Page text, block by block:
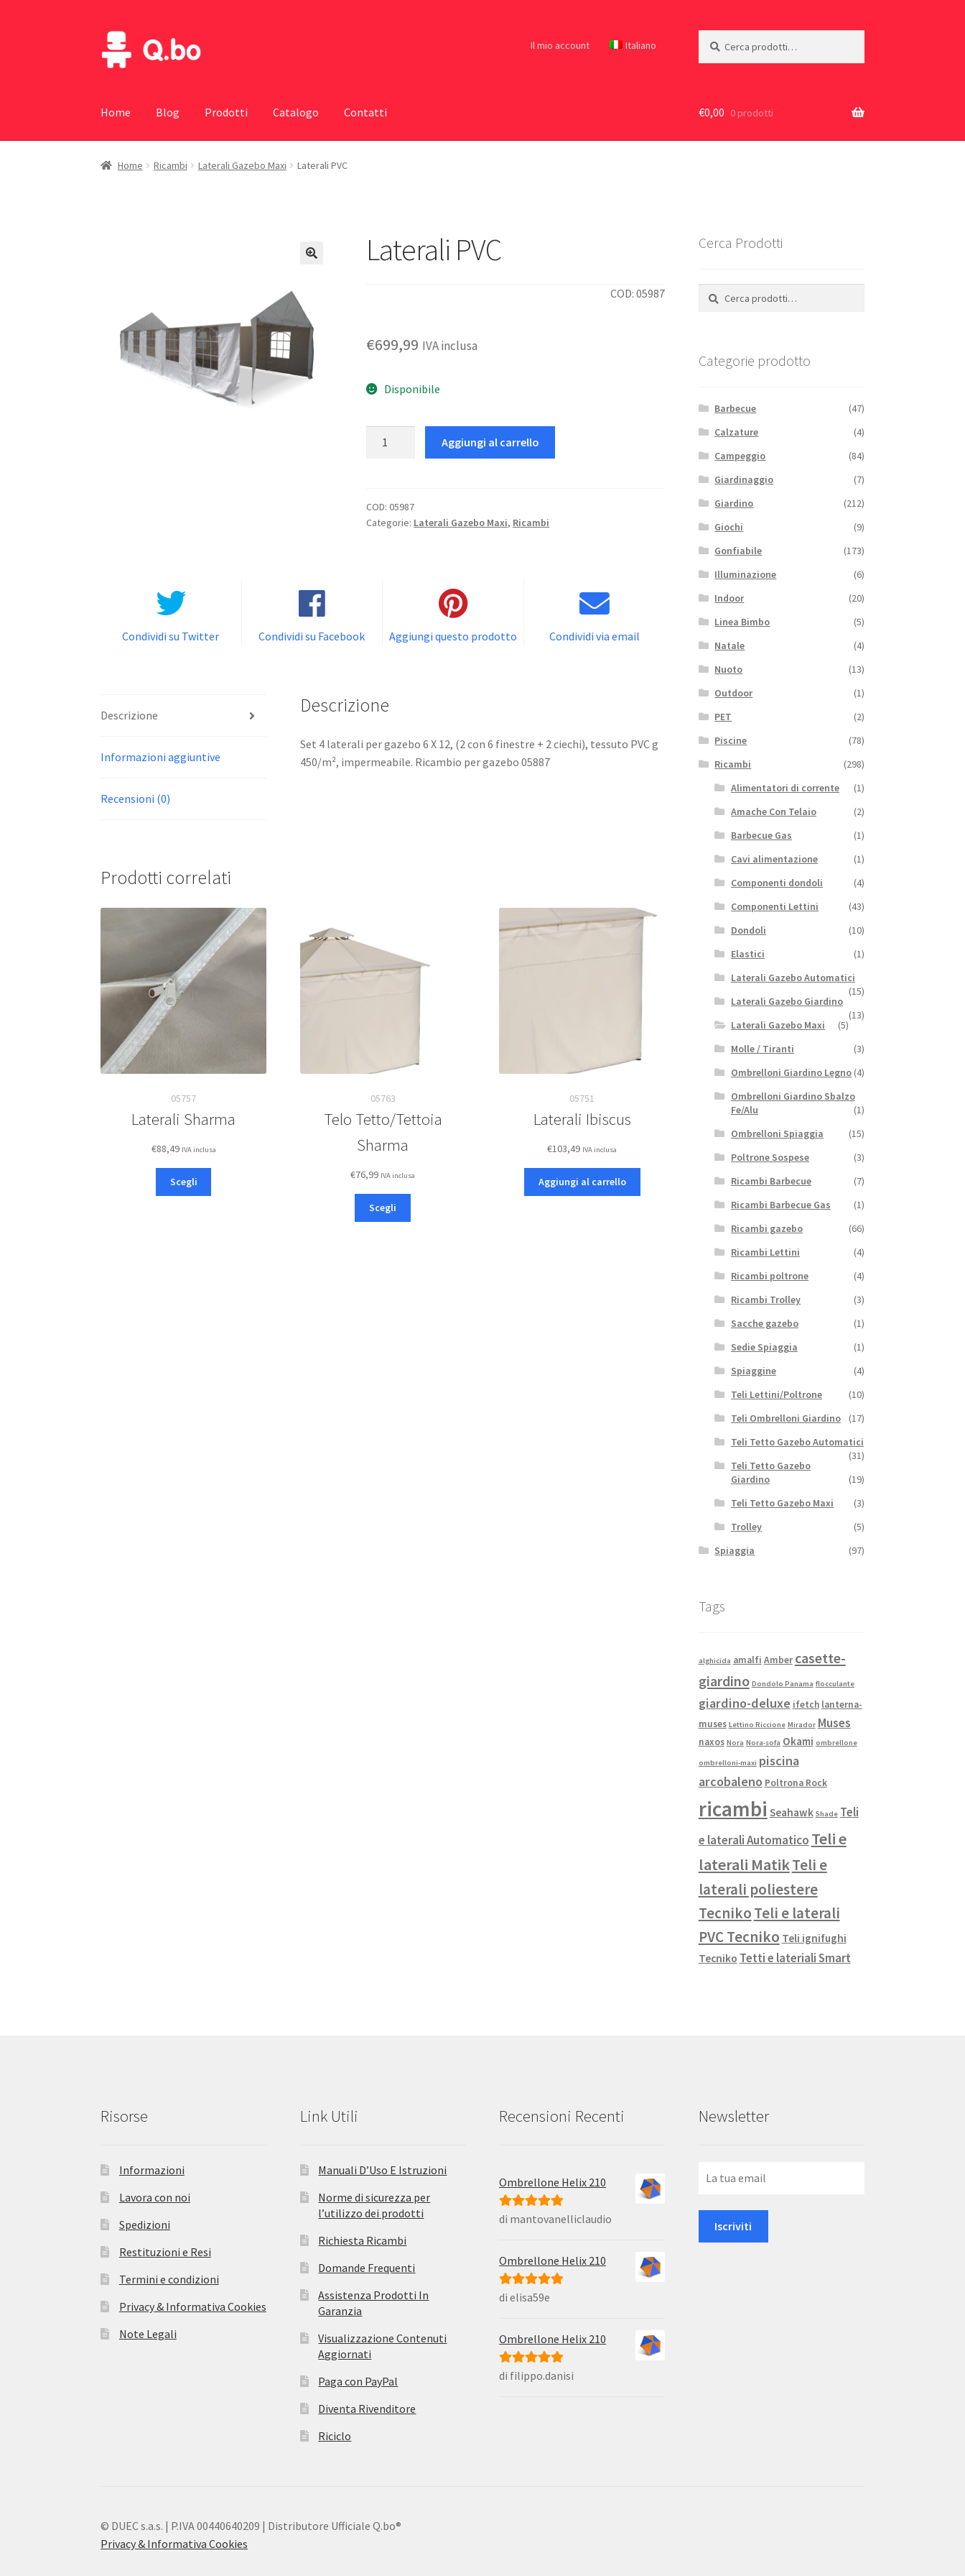
Vai
alla
Vai
al
Il mio account Italiano
Home Blog Prodotti Catalogo Contatti €0,00 0 prodotti
Home Ricambi Laterali Gazebo Maxi Laterali PVC
Laterali PVC
COD: 05987
€699,99 IVA inclusa
Disponibile
Aggiungi al carrello
COD:05987
Categorie: Laterali Gazebo Maxi, Ricambi
Condividi su Twitter Condividi su Facebook Aggiungi questo prodotto Condividi via email
Descrizione
Informazioni aggiuntive
Recensioni (0)
Descrizione
Set 4 laterali per gazebo 6 X 12, (2 con 6 finestre + 2 ciechi), tessuto PVC g
450/m², impermeabile. Ricambio per gazebo 05887
Prodotti correlati
05757
Laterali Sharma
€88,49 IVA inclusa
Scegli
05763
Telo Tetto/Tettoia
Sharma
€76,99 IVA inclusa
Scegli
05751
Laterali Ibiscus
€103,49 IVA inclusa
Aggiungi al carrello
Cerca Prodotti
Cerca:
Cerca
Categorie prodotto
Barbecue
(47)
Calzature
(4)
Campeggio
(84)
Giardinaggio
(7)
Giardino
(212)
Giochi
(9)
Gonfiabile
(173)
Illuminazione
(6)
Indoor
(20)
Linea Bimbo
(5)
Natale
(4)
Nuoto
(13)
Outdoor
(1)
PET
(2)
Piscine
(78)
Ricambi
(298)
Alimentatori di corrente
(1)
Amache Con Telaio
(2)
Barbecue Gas
(1)
Cavi alimentazione
(1)
Componenti dondoli
(4)
Componenti Lettini
(43)
Dondoli
(10)
Elastici
(1)
Laterali Gazebo Automatici
(15)
Laterali Gazebo Giardino
(13)
Laterali Gazebo Maxi
(5)
Molle / Tiranti
(3)
Ombrelloni Giardino Legno (4)
Ombrelloni Giardino Sbalzo
Fe/Alu
(1)
Ombrelloni Spiaggia
(15)
Poltrone Sospese
(3)
Ricambi Barbecue
(7)
Ricambi Barbecue Gas
(1)
Ricambi gazebo
(66)
Ricambi Lettini
(4)
Ricambi poltrone
(4)
Ricambi Trolley
(3)
Sacche gazebo
(1)
Sedie Spiaggia
(1)
Spiaggine
(4)
Teli Lettini/Poltrone
(10)
Teli Ombrelloni Giardino
(17)
Teli Tetto Gazebo Automatici
(31)
Teli Tetto Gazebo
Giardino
(19)
Teli Tetto Gazebo Maxi
(3)
Trolley
(5)
Spiaggia
(97)
Tags
alghicida amalfi Amber casette-
giardino Dondolo Panama flocculante
giardino-deluxe ifetch lanterna-
muses Lettino Riccione Mirador Muses
naxos Nora Nora-sofa Okami ombrellone
ombrelloni-maxi piscina
arcobaleno Poltrona Rock
ricambi Seahawk Shade Teli
e laterali Automatico Teli e
laterali MatikTeli e
laterali poliestere
TecnikoTeli e laterali
PVC Tecniko Teli ignifughi
Tecniko Tetti e lateriali Smart
Risorse
Informazioni
Lavora con noi
Spedizioni
Restituzioni e Resi
Termini e condizioni
Privacy & Informativa Cookies
Note Legali
Link Utili
Manuali D’Uso E Istruzioni
Norme di sicurezza per
l’utilizzo dei prodotti
Richiesta Ricambi
Domande Frequenti
Assistenza Prodotti In
Garanzia
Visualizzazione Contenuti
Aggiornati
Paga con PayPal
Diventa Rivenditore
Riciclo
Recensioni Recenti
Ombrellone Helix 210
Valutato5su
di mantovanelliclaudio
Ombrellone Helix 210
Valutato5su
di elisa59e
Ombrellone Helix 210
Valutato5su
di filippo.danisi
Newsletter
© DUEC s.a.s. | P.IVA 00440640209 | Distributore Ufficiale Q.bo®
Privacy & Informativa Cookies